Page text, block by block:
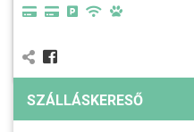
SZÁLLÁSKERESŐ